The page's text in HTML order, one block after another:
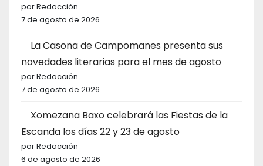
por Redacción
7 de agosto de 2026
La Casona de Campomanes presenta sus
novedades literarias para el mes de agosto
por Redacción
7 de agosto de 2026
Xomezana Baxo celebrará las Fiestas de la
Escanda los días 22 y 23 de agosto
por Redacción
6 de agosto de 2026